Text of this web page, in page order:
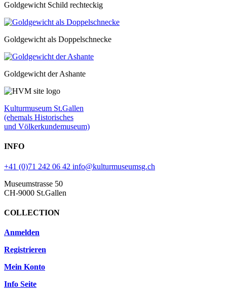
Goldgewicht Schild rechteckig
Goldgewicht als Doppelschnecke
Goldgewicht der Ashante
Kulturmuseum St.Gallen
(ehemals Historisches
und Völkerkundemuseum)
INFO
+41 (0)71 242 06 42 info@kulturmuseumsg.ch
Museumstrasse 50
CH-9000 St.Gallen
COLLECTION
Anmelden
Registrieren
Mein Konto
Info Seite